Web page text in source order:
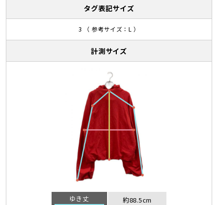
タグ表記サイズ
3 （ 参考サイズ：L ）
計測サイズ
ゆき丈
約88.5cm